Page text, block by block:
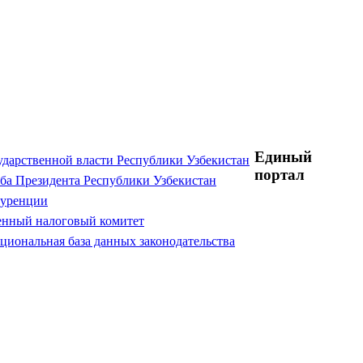
власти Республики Узбекистан
Президента Республики Узбекистан
налоговый комитет
база данных законодательства
Единый
портал